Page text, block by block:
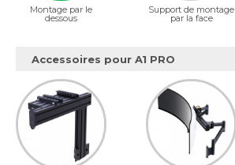
Montage par le
dessous
Support de montage
par la face
Accessoires pour A1 PRO